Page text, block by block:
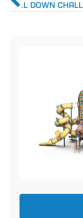
SINGLE PUSH CHAIR & PULL DOWN CHALLENGER